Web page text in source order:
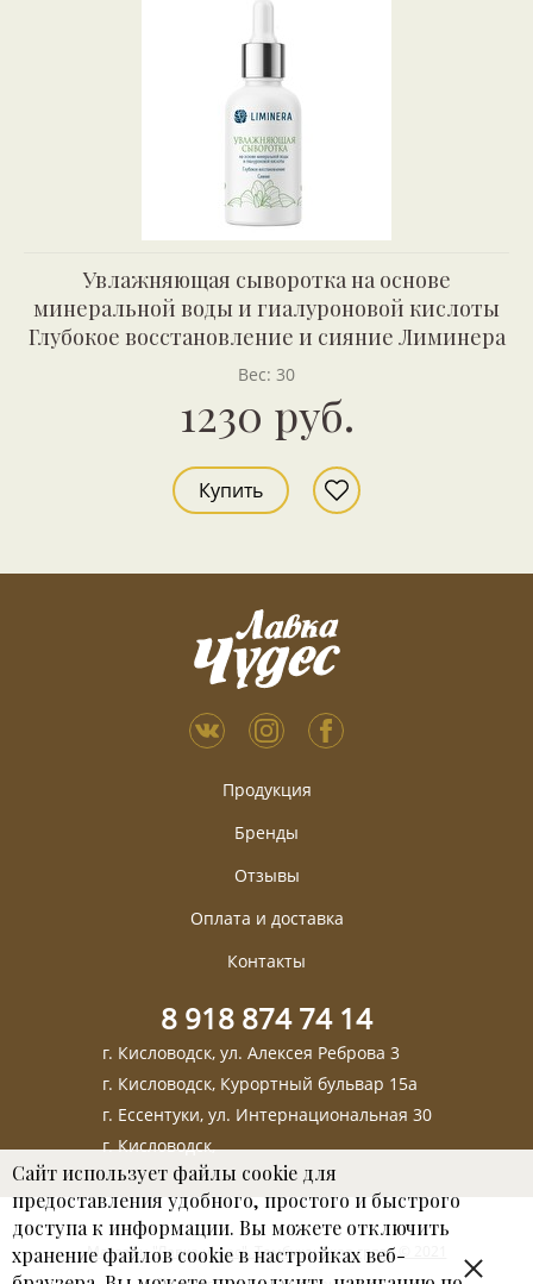
Увлажняющая сыворотка на основе
минеральной воды и гиалуроновой кислоты
Глубокое восстановление и сияние Лиминера
Вес: 30
1230 руб.
Купить
Продукция
Бренды
Отзывы
Оплата и доставка
Контакты
8 918 874 74 14
г. Кисловодск, ул. Алексея Реброва 3
г. Кисловодск, Курортный бульвар 15а
г. Ессентуки, ул. Интернациональная 30
г. Кисловодск,
Магазин "Лавка чудес". Тамбуканская грязь © 2021
Сайт использует файлы cookie для
предоставления удобного, простого и быстрого
доступа к информации. Вы можете отключить
хранение файлов cookie в настройках веб-